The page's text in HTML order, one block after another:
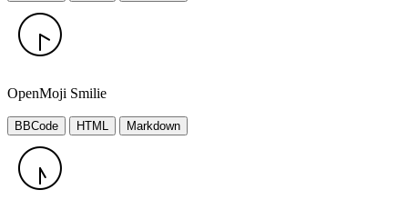
OpenMoji Smilie
BBCode HTML Markdown